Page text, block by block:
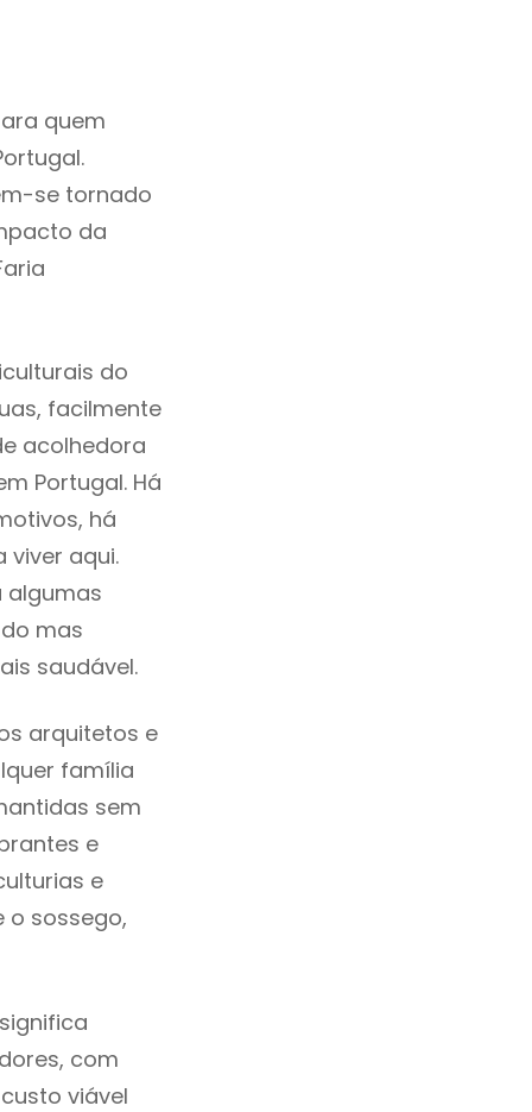
quem
se tornado
da
do
facilmente
acolhedora
Portugal. Há
há
aqui.
algumas
mas
saudável.
arquitetos e
família
sem
e
e
o sossego,
com
viável